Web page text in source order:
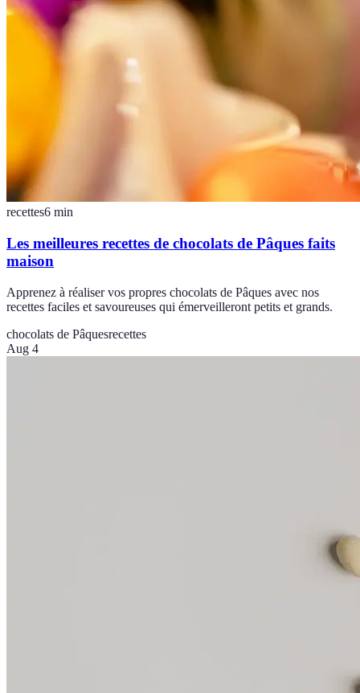
recettes6 min
Les meilleures recettes de chocolats de Pâques faits
maison
Apprenez à réaliser vos propres chocolats de Pâques avec nos
recettes faciles et savoureuses qui émerveilleront petits et grands.
chocolats de Pâquesrecettes
Aug 4